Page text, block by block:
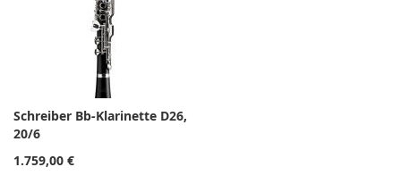
Schreiber Bb-Klarinette D26,
20/6
1.759,00 €